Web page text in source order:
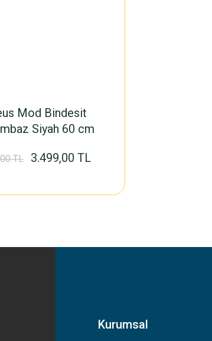
Mod Bindesit
Siyah 60 cm
TL 3.499,00 TL
Kurumsal